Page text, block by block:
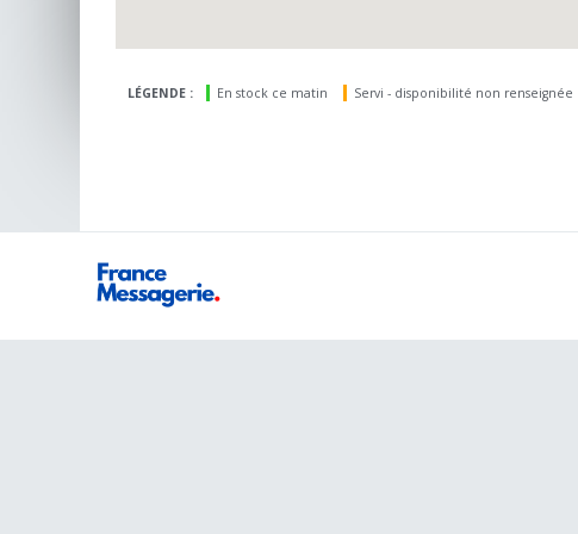
LÉGENDE : En stock ce matin Servi - disponibilité non renseignée